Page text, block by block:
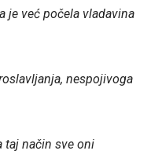
je već počela vladavina
nespojivoga
taj način sve oni